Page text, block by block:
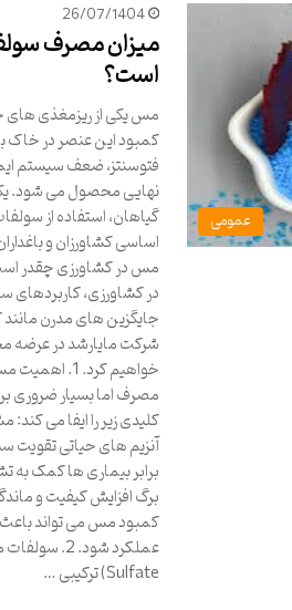
عمومی
26/07/1404
میزان مصرف
است؟
مس یکی از ریزمغذی
کمبود این عنصر در
فتوسنتز، ضعف سیستم
نهایی محصول می شود.
گیاهان، استفاده از
اساسی کشاورزان و
مس در کشاورزی چقدر
در کشاورزی، کاربردهای
جایگزین های مدرن
شرکت مایارشد در عرضه
خواهیم کرد.
مصرف اما بسیار ضروری
کلیدی زیر را ایفا می
آنزیم های حیاتی تقویت
برابر بیماری ها کمک به
برگ افزایش کیفیت و
کمبود مس می تواند
Sulfate) ترکیبی …